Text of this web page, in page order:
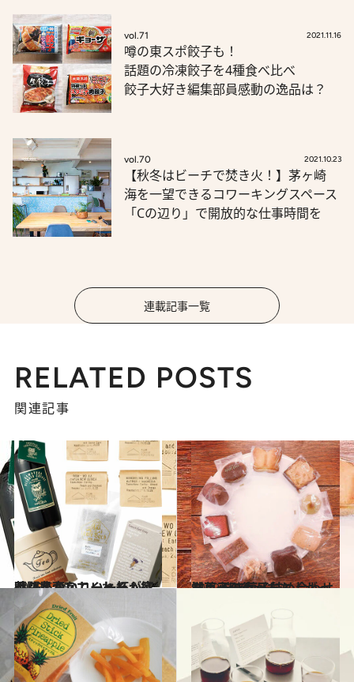
vol.71 2021.11.16
噂の東スポ餃子も！
話題の冷凍餃子を4種食べ比べ
餃子大好き編集部員感動の逸品は？
vol.70 2021.10.23
【秋冬はビーチで焚き火！】茅ヶ崎
海を一望できるコワーキングスペース
「Cの辺り」で開放的な仕事時間を
連載記事一覧
RELATED POSTS
関連記事
2020.5.25
香り豊かなコーヒー＆紅茶 7選 おいしい一杯が家時間を変えてくれる
グルメ 2020.5.10
洋菓子の街が立ち上がった！ 焼き菓子詰め合わせ神戸元町セット
グルメ